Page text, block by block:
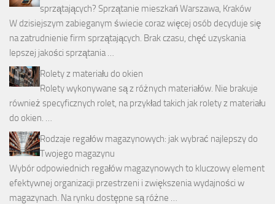
sprzątających? Sprzątanie mieszkań Warszawa, Kraków
W dzisiejszym zabieganym świecie coraz więcej osób decyduje się
na zatrudnienie firm sprzątających. Brak czasu, chęć uzyskania
lepszej jakości sprzątania …
Rolety z materiału do okien
Rolety wykonywane są z różnych materiałów. Nie brakuje
również specyficznych rolet, na przykład takich jak rolety z materiału
do okien. …
Rodzaje regałów magazynowych: jak wybrać najlepszy do
Twojego magazynu
Wybór odpowiednich regałów magazynowych to kluczowy element
efektywnej organizacji przestrzeni i zwiększenia wydajności w
magazynach. Na rynku dostępne są różne …